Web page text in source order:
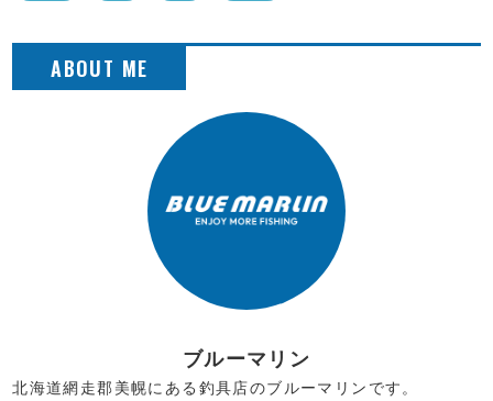
ブルーマリン
北海道網走郡美幌にある釣具店のブルーマリンです。